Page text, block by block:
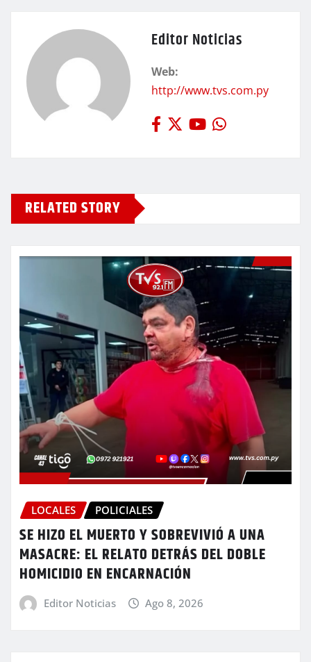
Editor Noticias
Web:
http://www.tvs.com.py
RELATED STORY
LOCALES POLICIALES
SE HIZO EL MUERTO Y SOBREVIVIÓ A UNA
MASACRE: EL RELATO DETRÁS DEL DOBLE
HOMICIDIO EN ENCARNACIÓN
Editor Noticias Ago 8, 2026